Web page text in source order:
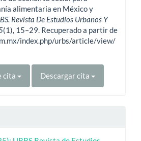
alimentaria en México y
Revista De Estudios Urbanos Y
(1), 15–29. Recuperado a partir de
index.php/urbs/article/view/
cita Descargar cita